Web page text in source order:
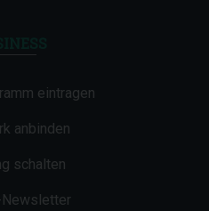
eintragen
anbinden
schalten